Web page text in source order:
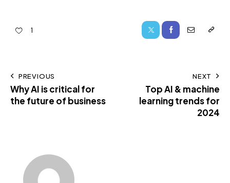
1
PREVIOUS
Why AI is critical for
the future of business
NEXT
Top AI & machine
learning trends for
2024